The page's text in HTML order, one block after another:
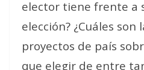
elector tiene frente a
elección? ¿Cuáles son
proyectos de país
que elegir de entre